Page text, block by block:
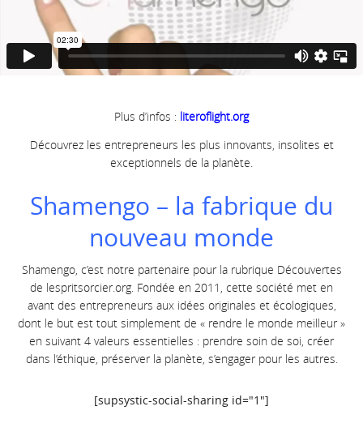
Plus d’infos : literoflight.org
Découvrez les entrepreneurs les plus innovants, insolites et
exceptionnels de la planète.
Shamengo – la fabrique du
nouveau monde
Shamengo, c’est notre partenaire pour la rubrique Découvertes
de lespritsorcier.org. Fondée en 2011, cette société met en
avant des entrepreneurs aux idées originales et écologiques,
dont le but est tout simplement de « rendre le monde meilleur »
en suivant 4 valeurs essentielles : prendre soin de soi, créer
dans l’éthique, préserver la planète, s’engager pour les autres.
[supsystic-social-sharing id="1"]